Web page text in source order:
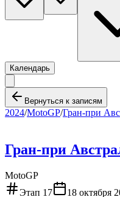
Календарь
Вернуться к записям
2024/MotoGP/Гран-при
Гран-при
MotoGP
Этап 17 18 октября